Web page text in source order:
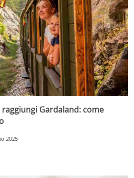
Gardaland: come
2025